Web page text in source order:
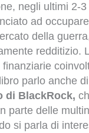
negli ultimi 2-3
ad
della
redditizio.
parlo anche di
di BlackRock,
parte delle
si parla di